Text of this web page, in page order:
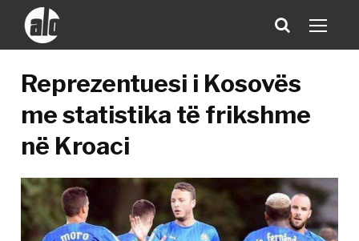
Reprezentuesi i Kosovës
me statistika të frikshme
në Kroaci